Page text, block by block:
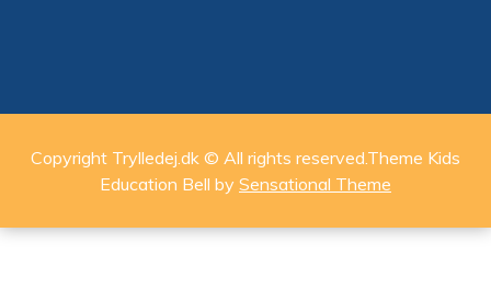
Copyright Trylledej.dk © All rights reserved.Theme Kids
Education Bell by Sensational Theme